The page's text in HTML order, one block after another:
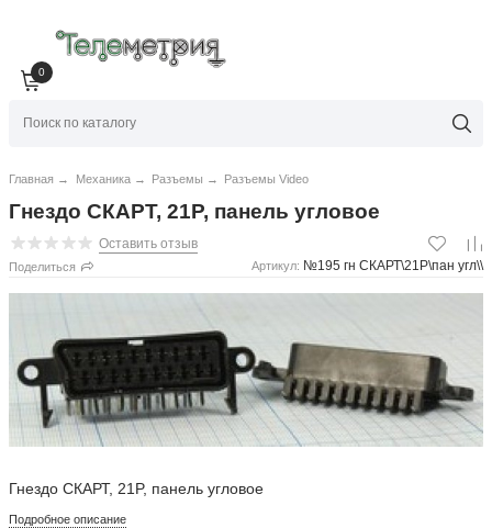
0
Главная → Механика → Разъемы → Разъемы Video
Гнездо СКАРТ, 21P, панель угловое
Оставить отзыв
Поделиться Артикул: №195 гн СКАРТ\21P\пан угл\\
Гнездо СКАРТ, 21P, панель угловое
Подробное описание